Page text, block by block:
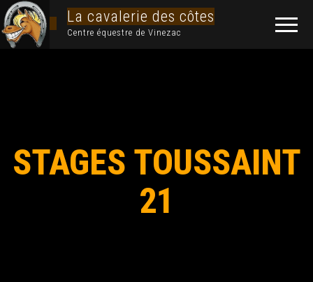
La cavalerie des côtes
Centre équestre de Vinezac
STAGES TOUSSAINT
21